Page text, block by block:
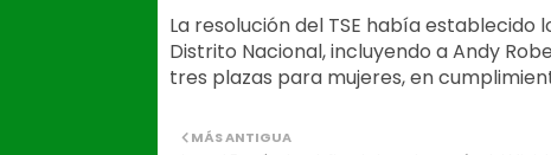
La resolución del TSE había establecido
Distrito Nacional, incluyendo a Andy
tres plazas para mujeres, en
MÁS ANTIGUA